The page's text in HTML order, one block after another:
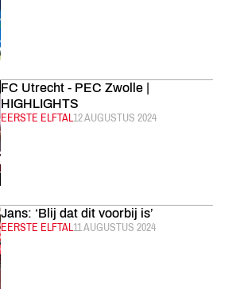
FC Utrecht - PEC Zwolle |
HIGHLIGHTS
CATEGORIE:
EERSTE ELFTALGEPUBLICEERD:
12 AUGUSTUS 2024
Jans: ‘Blij dat dit voorbij is’
CATEGORIE:
EERSTE ELFTALGEPUBLICEERD:
11 AUGUSTUS 2024